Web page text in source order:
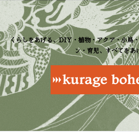
くらしをあげる、DIY・植物・アクア・小鳥
ン・育児、すべてをあ